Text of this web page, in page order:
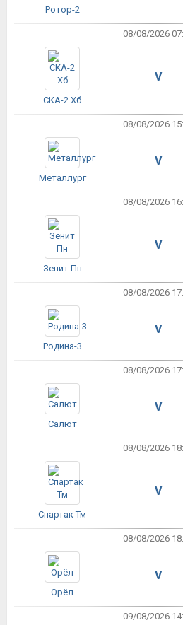
Ротор-2
08/08/2026
СКА-2 Хб
V
08/08/2026
Металлург
V
08/08/2026
Зенит Пн
V
08/08/2026
Родина-3
V
08/08/2026
Салют
V
08/08/2026
Спартак Тм
V
08/08/2026
Орёл
V
09/08/2026